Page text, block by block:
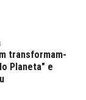
transformam-
Planeta" e